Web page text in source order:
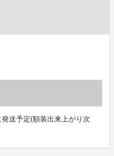
送予定(額装出来上がり次